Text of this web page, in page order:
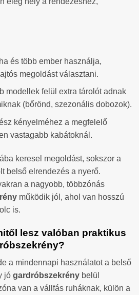
és több ember használja,
megoldást választani.
modellek felül extra tárolót adnak
(bőrönd, szezonális dobozok).
kényelméhez a megfelelő
vastagabb kabátoknál.
keresel megoldást, sokszor a
belső elrendezés a nyerő.
a nagyobb, többzónás
működik jól, ahol van hosszú
is.
lesz valóban praktikus
a mindennapi használatot a belső
jó gardróbszekrény belül
van a vállfás ruháknak, külön a